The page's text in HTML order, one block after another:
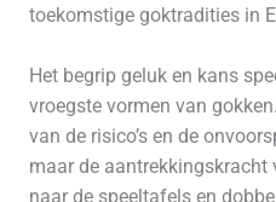
toekomstige goktradities in
Het begrip geluk en kans
vroegste vormen van
van de risico’s en de
maar de aantrekkingskracht
naar de speeltafels en